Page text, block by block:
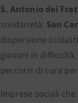
S. Antonio dei
solidarietà; San
dispersione
giovani in difficoltà;
percorsi di cura
Imprese sociali